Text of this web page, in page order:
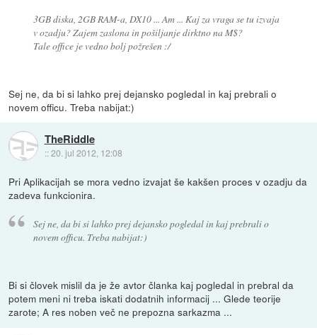
3GB diska, 2GB RAM-a, DX10 ... Am ... Kaj za vraga se tu izvaja
v ozadju? Zajem zaslona in pošiljanje dirktno na M$?
Tale office je vedno bolj požrešen :/
Sej ne, da bi si lahko prej dejansko pogledal in kaj prebrali o
novem officu. Treba nabijat:)
TheRiddle
::20. jul 2012, 12:08
Pri Aplikacijah se mora vedno izvajat še kakšen proces v ozadju da
zadeva funkcionira.
Sej ne, da bi si lahko prej dejansko pogledal in kaj prebrali o
novem officu. Treba nabijat:)
Bi si človek mislil da je že avtor članka kaj pogledal in prebral da
potem meni ni treba iskati dodatnih informacij ... Glede teorije
zarote; A res noben več ne prepozna sarkazma ...